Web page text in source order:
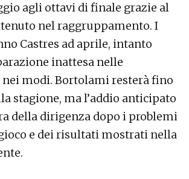
agli ottavi di finale grazie al
nel raggruppamento. I
Castres ad aprile, intanto
inattesa nelle
modi. Bortolami resterà fino
stagione, ma l’addio anticipato
della dirigenza dopo i problemi
e dei risultati mostrati nella